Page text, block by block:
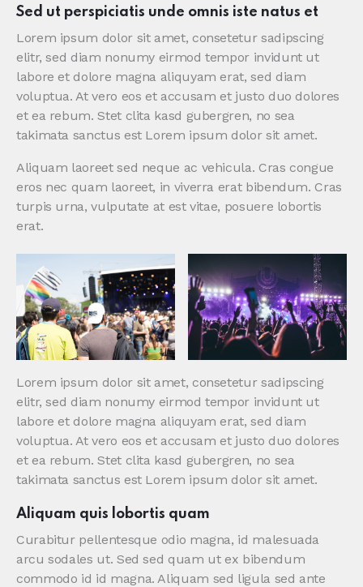
Sed ut perspiciatis unde omnis iste natus et
Lorem ipsum dolor sit amet, consetetur sadipscing
elitr, sed diam nonumy eirmod tempor invidunt ut
labore et dolore magna aliquyam erat, sed diam
voluptua. At vero eos et accusam et justo duo dolores
et ea rebum. Stet clita kasd gubergren, no sea
takimata sanctus est Lorem ipsum dolor sit amet.
Aliquam laoreet sed neque ac vehicula. Cras congue
eros nec quam laoreet, in viverra erat bibendum. Cras
turpis urna, vulputate at est vitae, posuere lobortis
erat.
Lorem ipsum dolor sit amet, consetetur sadipscing
elitr, sed diam nonumy eirmod tempor invidunt ut
labore et dolore magna aliquyam erat, sed diam
voluptua. At vero eos et accusam et justo duo dolores
et ea rebum. Stet clita kasd gubergren, no sea
takimata sanctus est Lorem ipsum dolor sit amet.
Aliquam quis lobortis quam
Curabitur pellentesque odio magna, id malesuada
arcu sodales ut. Sed sed quam ut ex bibendum
commodo id id magna. Aliquam sed ligula sed ante